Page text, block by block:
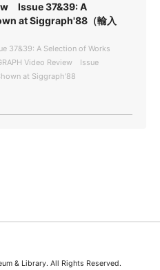
Issue 37&39: A
at Siggraph'88（輸入
37&39: A Selection of Works
Video Review Issue
at Siggraph'88
& Library. All Rights Reserved.